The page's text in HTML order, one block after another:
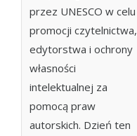
przez UNESCO w celu
promocji czytelnictwa,
edytorstwa i ochrony
własności
intelektualnej za
pomocą praw
autorskich. Dzień ten